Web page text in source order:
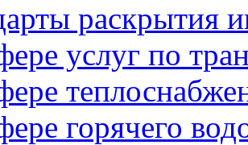
раскрытия
услуг по
горячего